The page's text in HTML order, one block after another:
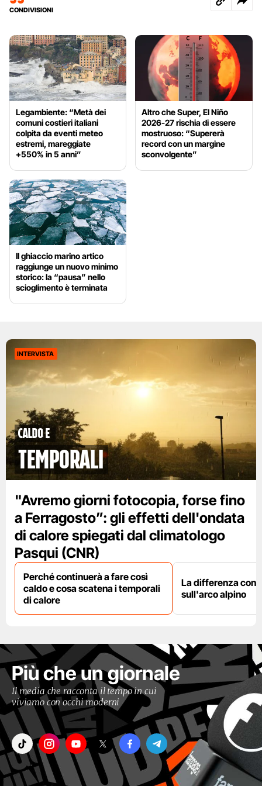
CONDIVISIONI
Legambiente: “Metà dei
comuni costieri italiani
colpita da eventi meteo
estremi, mareggiate
+550% in 5 anni”
Altro che Super, El Niño
2026-27 rischia di essere
mostruoso: “Supererà
record con un margine
sconvolgente”
Il ghiaccio marino artico
raggiunge un nuovo minimo
storico: la “pausa” nello
scioglimento è terminata
INTERVISTA
caldo e
temporali
"Avremo giorni fotocopia, forse fino
a Ferragosto”: gli effetti dell'ondata
di calore spiegati dal climatologo
Pasqui (CNR)
Perché continuerà a fare così
caldo e cosa scatena i temporali
di calore
La differenza con
sull'arco alpino
Più che un giornale
Il media che racconta il tempo in cui
viviamo con occhi moderni